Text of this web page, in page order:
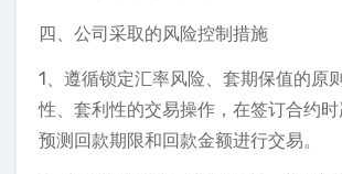
四、公司采取的风险控制措施
1、遵循锁定汇率风险、套期保值的原
性、套利性的交易操作，在签订合约时
预测回款期限和回款金额进行交易。